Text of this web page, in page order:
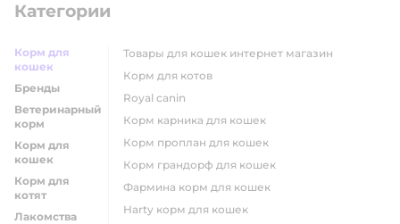
Категории
Корм для
кошек
Бренды
Ветеринарный
корм
Корм для
кошек
Корм для
котят
Лакомства
товары для кошек интернет магазин
корм для котов
royal canin
корм карника для кошек
корм проплан для кошек
корм грандорф для кошек
фармина корм для кошек
harty корм для кошек